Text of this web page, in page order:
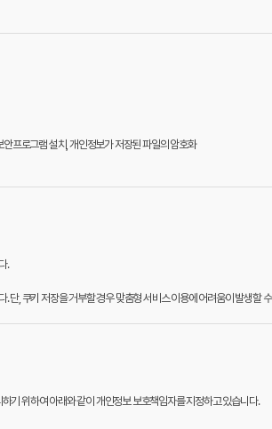
프로그램 설치, 개인정보가 저장된 파일의 암호화
.
단, 쿠키 저장을 거부할 경우 맞춤형 서비스 이용에 어려움이 발생할
기 위하여 아래와 같이 개인정보 보호책임자를 지정하고 있습니다.